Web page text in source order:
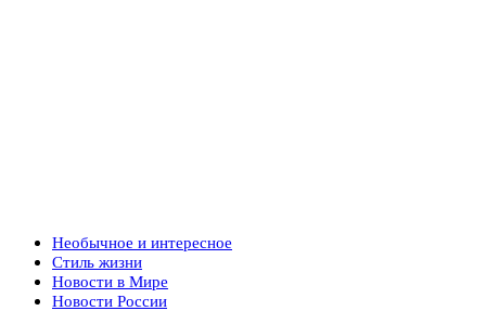
Необычное и интересное
Стиль жизни
Новости в Мире
Новости России